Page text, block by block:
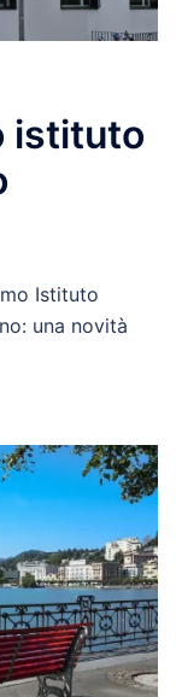
istituto
Istituto
una novità